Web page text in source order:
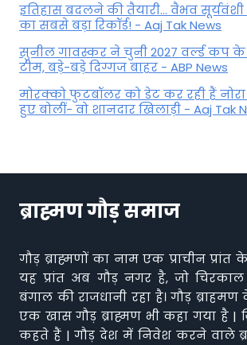
इतिहास बदलने की तैयारी... वैभव
का सबसे बड़ा रिकॉर्ड! - Aaj Tak News
सुनील गावस्कर ने चुनी 2027 वर्ल्ड कप के
टीम, बड़े-बड़े दिग्गज बाहर - ABP News
मोरक्को फुटबॉलर को डेट कर रही हैं
हुए बोलीं- वो शानदार खिलाड़ी - Aaj Tak
ब्राह्मण गौड़ समाज
गौड़ ब्राह्मणों का नाम एक प्राचीन प्रांत
यह प्रांत अब गौड़ नगर है, जो
बंगाल की राजधानी रहा है। गौड़
एक खास गौड़ ब्राह्मण भी कहा गया है |
कहते हैं | गौड़ देश में निवेश करने वाले